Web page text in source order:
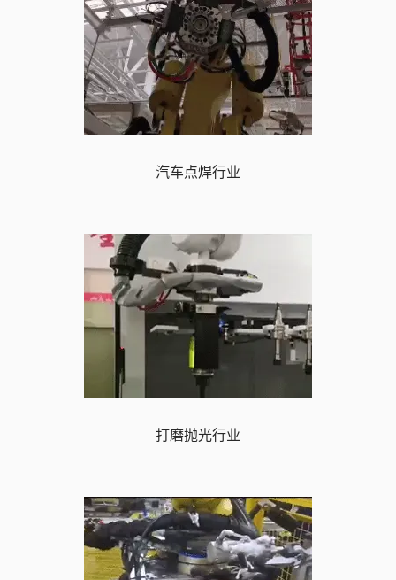
汽车点焊行业
打磨抛光行业